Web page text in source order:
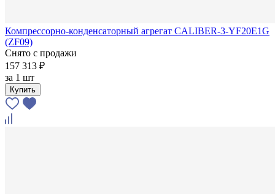
Компрессорно-конденсаторный агрегат CALIBER-3-YF20E1G
(ZF09)
Снято с продажи
157 313 ₽
за 1 шт
Купить